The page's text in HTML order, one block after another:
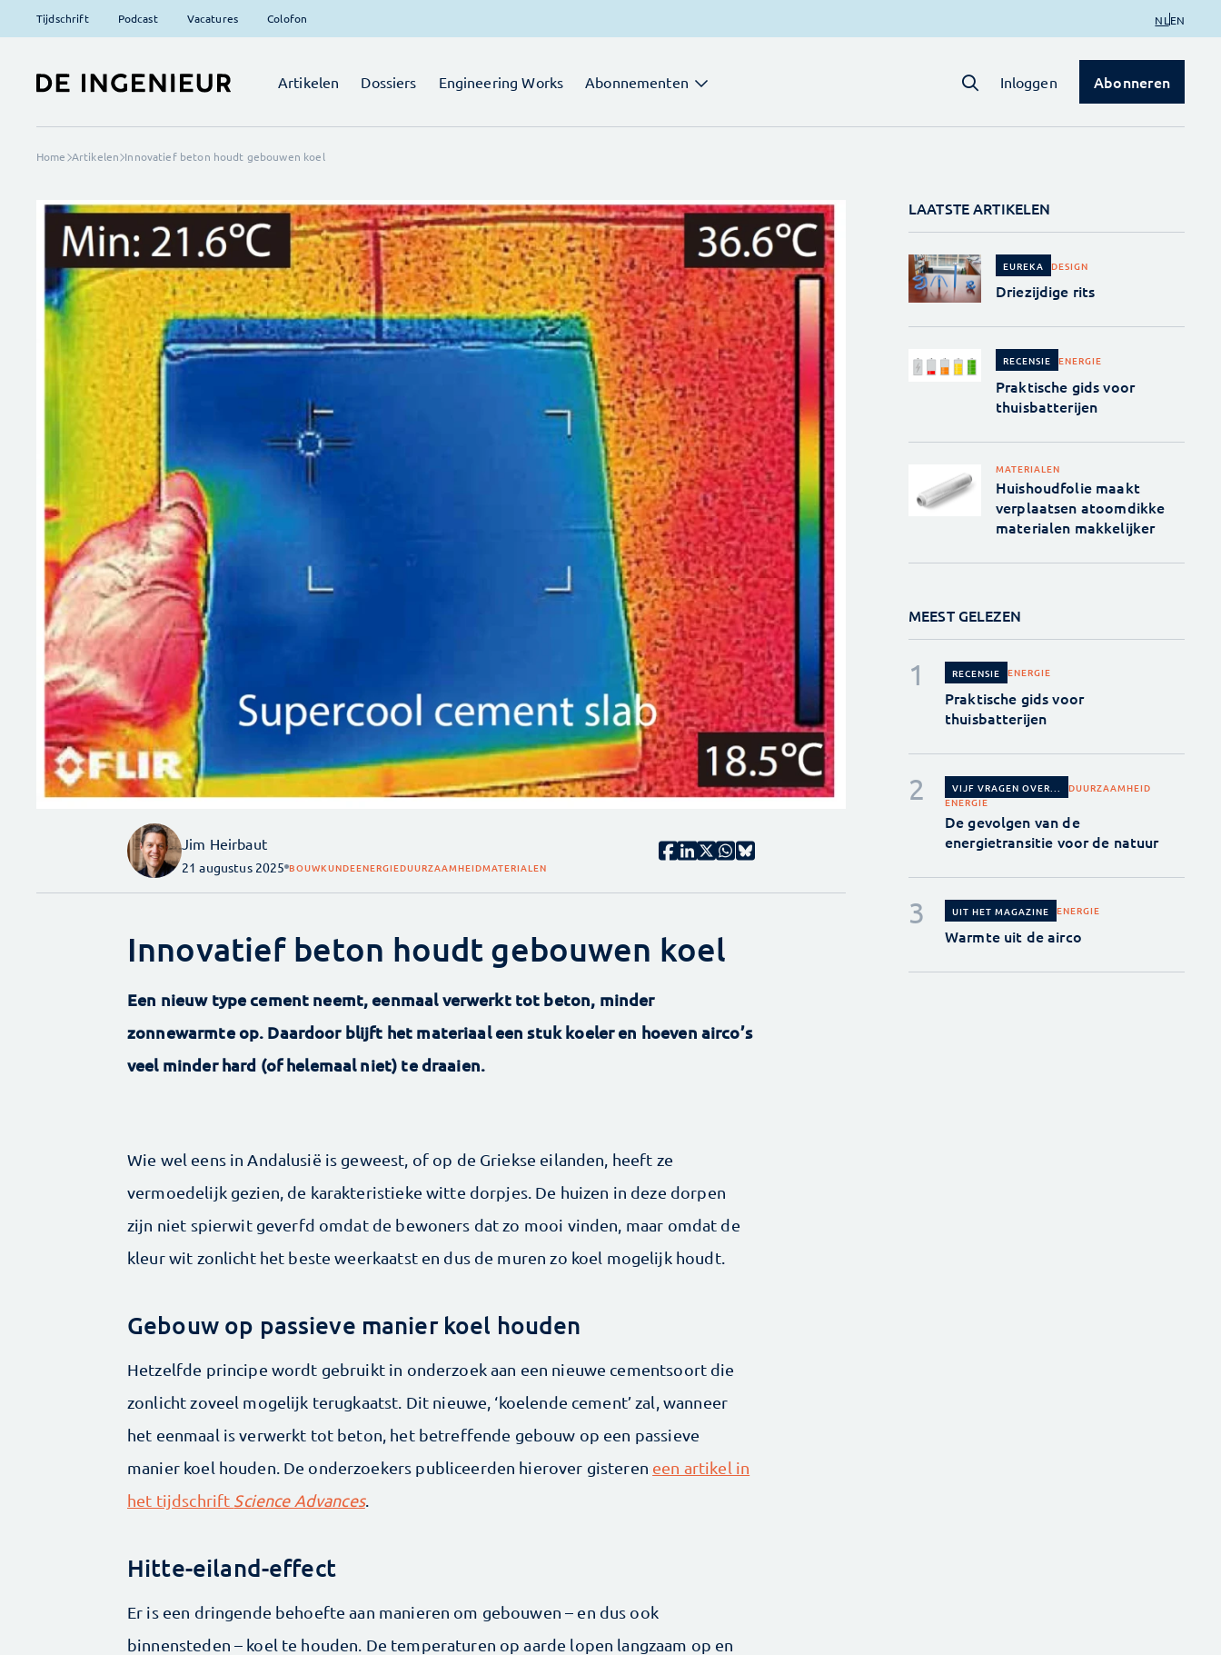
Tijdschrift Podcast Vacatures Colofon NL EN
Artikelen Dossiers Engineering Works Abonnementen Inloggen Abonneren
Home Artikelen Innovatief beton houdt gebouwen koel
Jim Heirbaut
21 augustus 2025 BOUWKUNDEENERGIEDUURZAAMHEIDMATERIALEN
Innovatief beton houdt gebouwen koel
Een nieuw type cement neemt, eenmaal verwerkt tot beton, minder
zonnewarmte op. Daardoor blijft het materiaal een stuk koeler en hoeven airco’s
veel minder hard (of helemaal niet) te draaien.
Wie wel eens in Andalusië is geweest, of op de Griekse eilanden, heeft ze
vermoedelijk gezien, de karakteristieke witte dorpjes. De huizen in deze dorpen
zijn niet spierwit geverfd omdat de bewoners dat zo mooi vinden, maar omdat de
kleur wit zonlicht het beste weerkaatst en dus de muren zo koel mogelijk houdt.
Gebouw op passieve manier koel houden
Hetzelfde principe wordt gebruikt in onderzoek aan een nieuwe cementsoort die
zonlicht zoveel mogelijk terugkaatst. Dit nieuwe, ‘koelende cement’ zal, wanneer
het eenmaal is verwerkt tot beton, het betreffende gebouw op een passieve
manier koel houden. De onderzoekers publiceerden hierover gisteren een artikel in
het tijdschrift Science Advances.
Hitte-eiland-effect
Er is een dringende behoefte aan manieren om gebouwen – en dus ook
binnensteden – koel te houden. De temperaturen op aarde lopen langzaam op en
LAATSTE ARTIKELEN
EUREKA DESIGN
Driezijdige rits
RECENSIE ENERGIE
Praktische gids voor
thuisbatterijen
MATERIALEN
Huishoudfolie maakt
verplaatsen atoomdikke
materialen makkelijker
MEEST GELEZEN
RECENSIE ENERGIE
Praktische gids voor
thuisbatterijen
VIJF VRAGEN OVER...
DUURZAAMHEID
ENERGIE
De gevolgen van de
energietransitie voor de natuur
UIT HET MAGAZINE ENERGIE
Warmte uit de airco